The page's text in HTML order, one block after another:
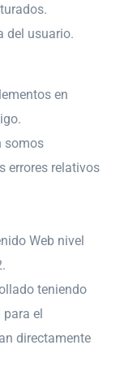
del usuario.
en
somos
errores relativos
Web nivel
teniendo
para el
directamente